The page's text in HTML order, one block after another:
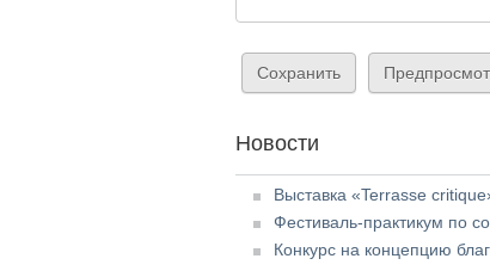
Новости
Выставка «Terrasse
Фестиваль-практикум по
Конкурс на концепцию